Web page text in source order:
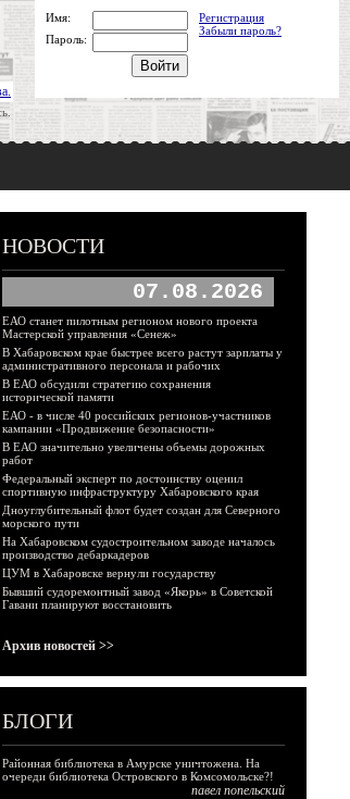
Имя:
Регистрация
Забыли пароль?
Пароль:
НОВОСТИ
07.08.2026
ЕАО станет пилотным регионом нового проекта
Мастерской управления «Сенеж»
В Хабаровском крае быстрее всего растут зарплаты у
административного персонала и рабочих
В ЕАО обсудили стратегию сохранения
исторической памяти
ЕАО - в числе 40 российских регионов-участников
кампании «Продвижение безопасности»
В ЕАО значительно увеличены объемы дорожных
работ
Федеральный эксперт по достоинству оценил
спортивную инфраструктуру Хабаровского края
Дноуглубительный флот будет создан для Северного
морского пути
На Хабаровском судостроительном заводе началось
производство дебаркадеров
ЦУМ в Хабаровске вернули государству
Бывший судоремонтный завод «Якорь» в Советской
Гавани планируют восстановить
Архив новостей >>
БЛОГИ
Районная библиотека в Амурске уничтожена. На
очереди библиотека Островского в Комсомольске?!
павел попельский